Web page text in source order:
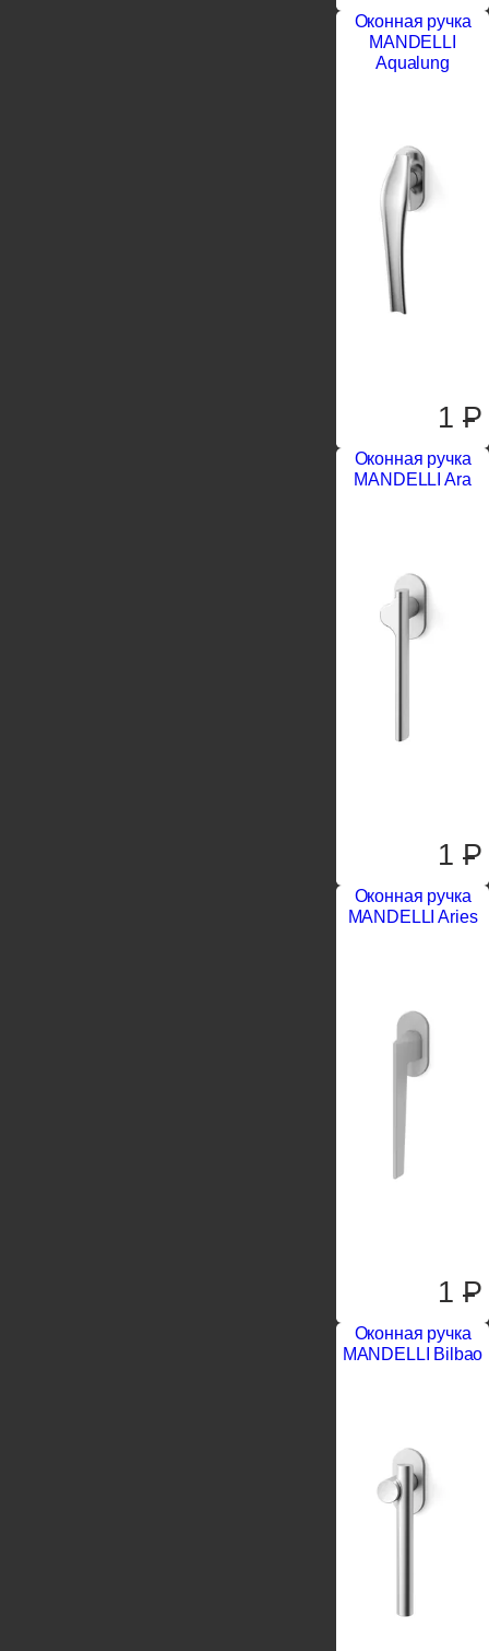
Оконная ручка
MANDELLI
Aqualung
1P
Оконная ручка
MANDELLI Ara
1P
Оконная ручка
MANDELLI Aries
1P
Оконная ручка
MANDELLI Bilbao